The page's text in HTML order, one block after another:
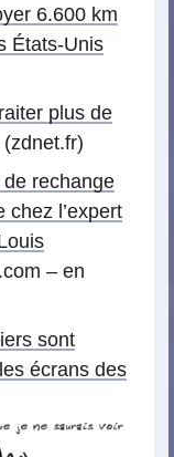
6.600 km
États-Unis
plus de
(zdnet.fr)
rechange
chez l’expert
– en
sont
écrans des